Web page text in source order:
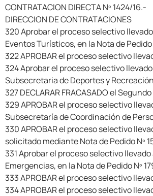
CONTRATACION DIRECTA Nº 1424/16.-
DIRECCION DE CONTRATACIONES
320 Aprobar el proceso selectivo
Eventos Turísticos, en la Nota de
322 APROBAR el proceso selectivo
324 Aprobar el proceso selectivo
Subsecretaria de Deportes y
327 DECLARAR FRACASADO el
329 APROBAR el proceso selectivo
Subsecretaría de Coordinación de
330 APROBAR el proceso selectivo
solicitado mediante Nota de Pedido Nº
331 Aprobar el proceso selectivo
Emergencias, en la Nota de Pedido Nº
333 APROBAR el proceso selectivo
334 APROBAR el proceso selectivo